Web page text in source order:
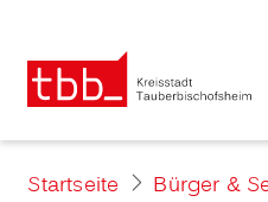
Startseite Bürger &